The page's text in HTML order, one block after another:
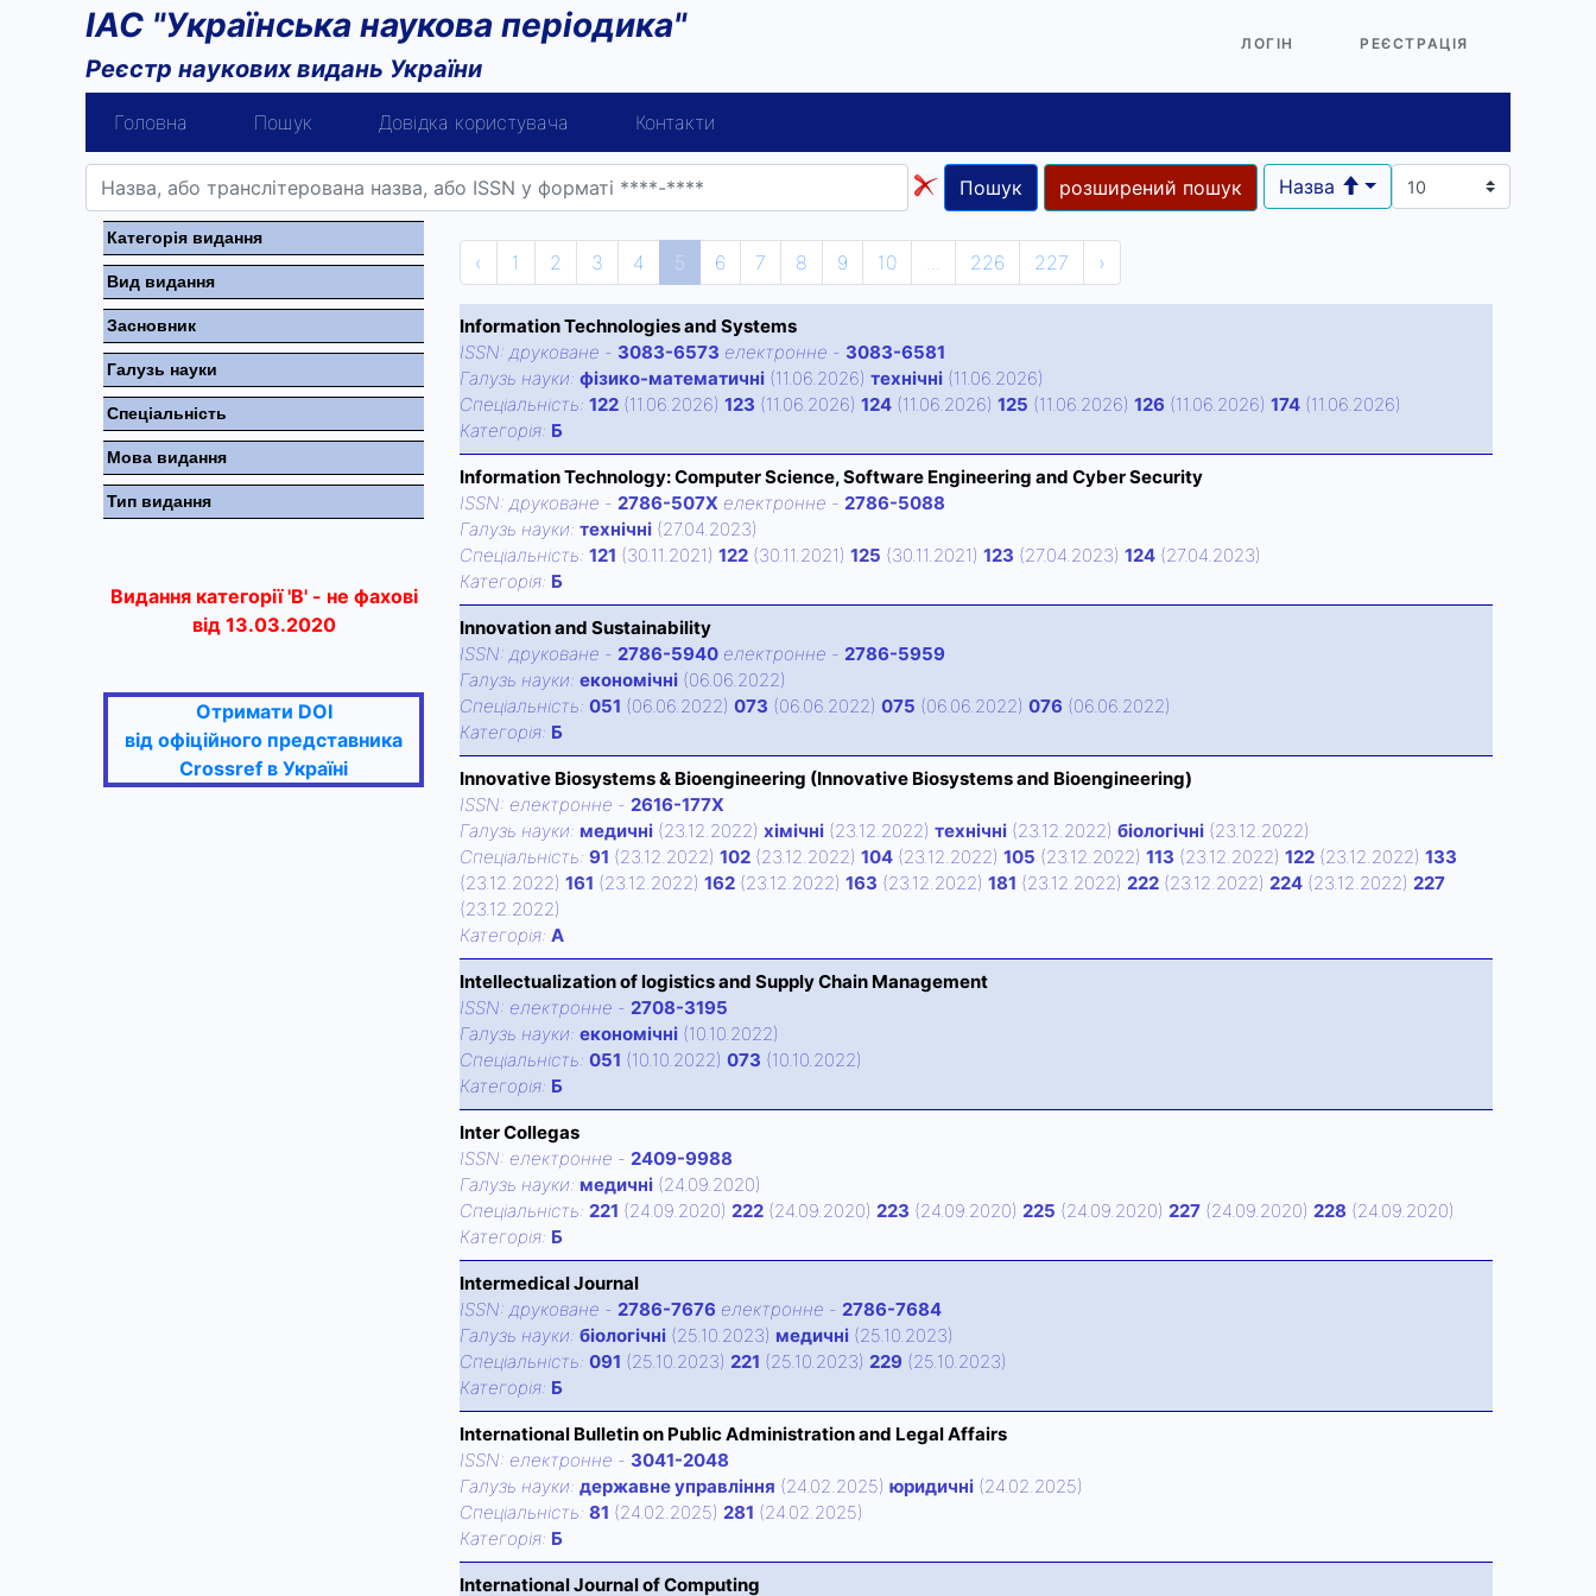
ІАС "Українська наукова періодика"
Реєстр наукових видань України
ЛОГІН РЕЄСТРАЦІЯ
Головна Пошук Довідка користувача Контакти
Пошук розширений пошук Назва
Категорiя видання
Вид видання
Засновник
Галузь науки
Спецiальнiсть
Мова видання
Тип видання
Видання категорії 'В' - не фахові
від 13.03.2020
Отримати DOI
від офіційного представника
Crossref в Україні
‹ 1 2 3 4 5 6 7 8 9 10 226 227 ›
Information Technologies and Systems
ISSN: друковане - 3083-6573 електронне - 3083-6581
Галузь науки: фізико-математичні (11.06.2026) технічні (11.06.2026)
Спецiальнiсть: 122 (11.06.2026) 123 (11.06.2026) 124 (11.06.2026) 125 (11.06.2026) 126 (11.06.2026) 174 (11.06.2026)
Категорiя: Б
Information Technology: Computer Science, Software Engineering and Cyber Security
ISSN: друковане - 2786-507X електронне - 2786-5088
Галузь науки: технічні (27.04.2023)
Спецiальнiсть: 121 (30.11.2021) 122 (30.11.2021) 125 (30.11.2021) 123 (27.04.2023) 124 (27.04.2023)
Категорiя: Б
Innovation and Sustainability
ISSN: друковане - 2786-5940 електронне - 2786-5959
Галузь науки: економічні (06.06.2022)
Спецiальнiсть: 051 (06.06.2022) 073 (06.06.2022) 075 (06.06.2022) 076 (06.06.2022)
Категорiя: Б
Innovative Biosystems & Bioengineering (Innovative Biosystems and Bioengineering)
ISSN: електронне - 2616-177X
Галузь науки: медичні (23.12.2022) хімічні (23.12.2022) технічні (23.12.2022) біологічні (23.12.2022)
Спецiальнiсть: 91 (23.12.2022) 102 (23.12.2022) 104 (23.12.2022) 105 (23.12.2022) 113 (23.12.2022) 122 (23.12.2022) 133
(23.12.2022) 161 (23.12.2022) 162 (23.12.2022) 163 (23.12.2022) 181 (23.12.2022) 222 (23.12.2022) 224 (23.12.2022) 227
(23.12.2022)
Категорiя: А
Intellectualization of logistics and Supply Chain Management
ISSN: електронне - 2708-3195
Галузь науки: економічні (10.10.2022)
Спецiальнiсть: 051 (10.10.2022) 073 (10.10.2022)
Категорiя: Б
Inter Collegas
ISSN: електронне - 2409-9988
Галузь науки: медичні (24.09.2020)
Спецiальнiсть: 221 (24.09.2020) 222 (24.09.2020) 223 (24.09.2020) 225 (24.09.2020) 227 (24.09.2020) 228 (24.09.2020)
Категорiя: Б
Intermedical Journal
ISSN: друковане - 2786-7676 електронне - 2786-7684
Галузь науки: біологічні (25.10.2023) медичні (25.10.2023)
Спецiальнiсть: 091 (25.10.2023) 221 (25.10.2023) 229 (25.10.2023)
Категорiя: Б
International Bulletin on Public Administration and Legal Affairs
ISSN: електронне - 3041-2048
Галузь науки: державне управління (24.02.2025) юридичні (24.02.2025)
Спецiальнiсть: 81 (24.02.2025) 281 (24.02.2025)
Категорiя: Б
International Journal of Computing